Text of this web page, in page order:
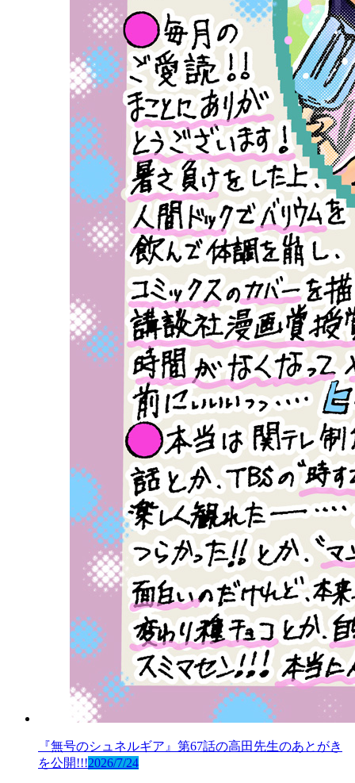
『無号のシュネルギア』第67話の高田先生のあとがき
を公開!!!2026/7/24